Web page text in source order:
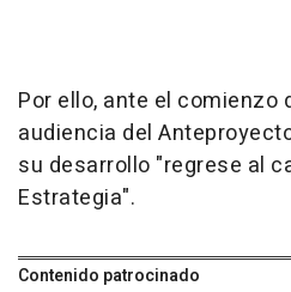
Por ello, ante el comienzo
audiencia del
su desarrollo "regrese al
Estrategia".
Contenido patrocinado